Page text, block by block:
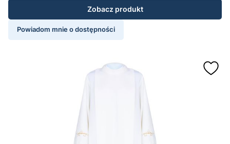
Zobacz produkt
Powiadom mnie o dostępności